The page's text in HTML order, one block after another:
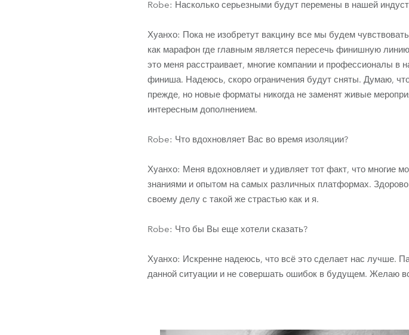
Robe: Насколько серьезными будут перемены в нашей
Хуанхо: Пока не изобретут вакцину все мы будем
как марафон где главным является пересечь финишную
это меня расстраивает, многие компании и профессионалы
финиша. Надеюсь, скоро ограничения будут сняты. Думаю,
прежде, но новые форматы никогда не заменят живые
интересным дополнением.
Robe: Что вдохновляет Вас во время изоляции?
Хуанхо: Меня вдохновляет и удивляет тот факт, что многие
знаниями и опытом на самых различных платформах.
своему делу с такой же страстью как и я.
Robe: Что бы Вы еще хотели сказать?
Хуанхо: Искренне надеюсь, что всё это сделает нас лучше.
данной ситуации и не совершать ошибок в будущем. Желаю